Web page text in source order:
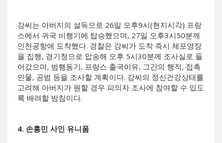
강씨는 아버지의 설득으로 26일 오후9시(현지시각) 프랑
스에서 귀국 비행기에 탑승했으며, 27일 오후3시50분께
인천공항에 도착했다. 경찰은 강씨가 도착 즉시 체포영장
을 집행, 경기청으로 압송해 오후 5시30분께 조사실로 들
어갔으며, 범행동기, 프랑스 출국이유, 그간의 행적, 접촉
인물, 공범 등을 조사할 계획이다. 강씨의 정신건강상태를
고려해 아버지가 원할 경우 피의자 조사에 참여할 수 있도
록 배려할 방침이다.
4. 손흥민 사인 유니폼